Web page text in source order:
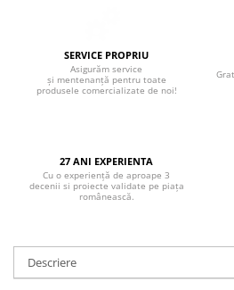
Soundbar
Pachete
Boxe de perete
SERVICE PROPRIU
Asigurăm service
și mentenanță pentru toate
produsele comercializate de noi!
27 ANI EXPERIENTA
Cu o experiență de aproape 3
decenii si proiecte validate pe piața
românească.
Descriere